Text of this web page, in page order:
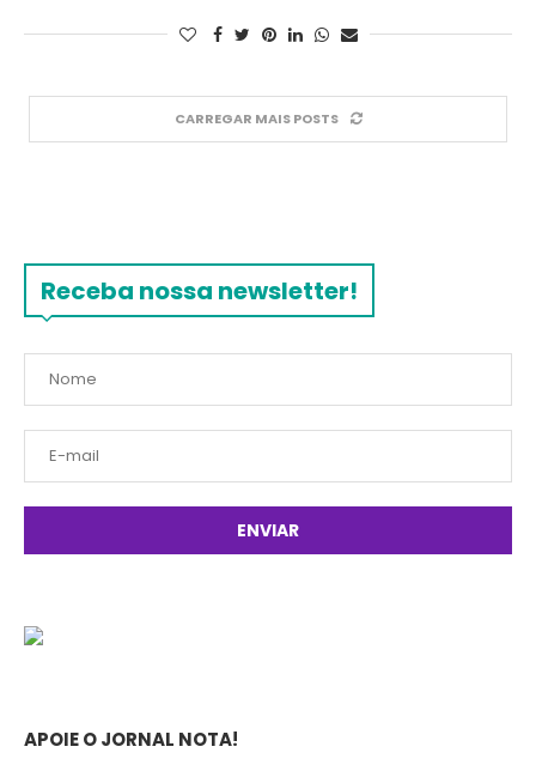
CARREGAR MAIS POSTS
Receba nossa newsletter!
APOIE O JORNAL NOTA!